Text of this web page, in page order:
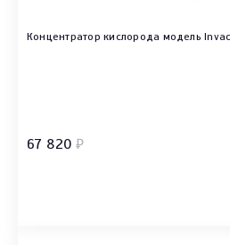
Концентратор кислорода модель
67 820 ₽